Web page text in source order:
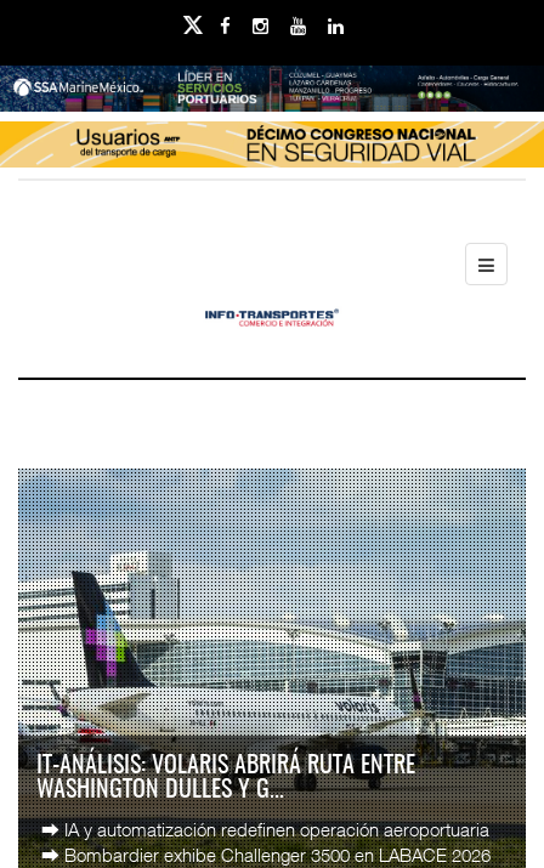
IT-ANÁLISIS: VOLARIS ABRIRÁ RUTA ENTRE
WASHINGTON DULLES Y G...
⮕ IA y automatización redefinen operación aeroportuaria
⮕ Bombardier exhibe Challenger 3500 en LABACE 2026